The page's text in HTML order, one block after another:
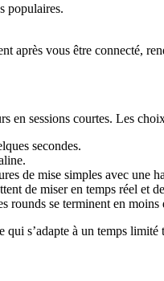
populaires.
après vous être connecté,
en sessions courtes. Les
secondes.
de mise simples avec une
de miser en temps réel et
rounds se terminent en moins
s’adapte à un temps